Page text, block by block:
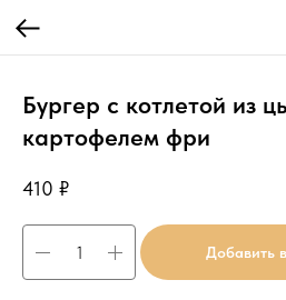
Бургер с котлетой из
картофелем фри
410 ₽
Добавить